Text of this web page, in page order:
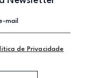
de Privacidade